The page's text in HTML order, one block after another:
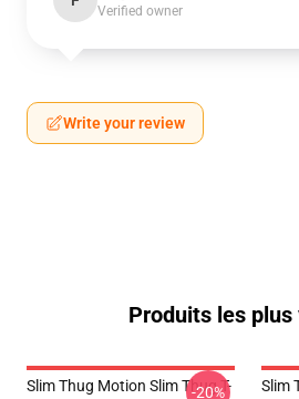
Verified owner
Write your review
Produits les plus
Slim Thug Motion Slim Thug T-
-20%
Slim